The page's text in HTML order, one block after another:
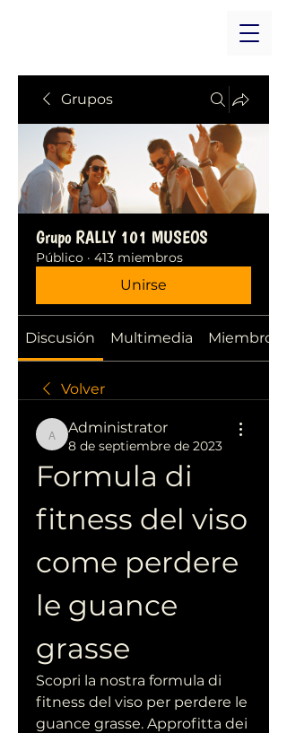
Grupos
Grupo RALLY 101 MUSEOS
Público · 413 miembros
Unirse
Discusión Multimedia Miembros
Volver
Administrator
Administrator
8 de septiembre de 2023
Formula di
fitness del viso
come perdere
le guance
grasse
Scopri la nostra formula di
fitness del viso per perdere le
guance grasse. Approfitta dei